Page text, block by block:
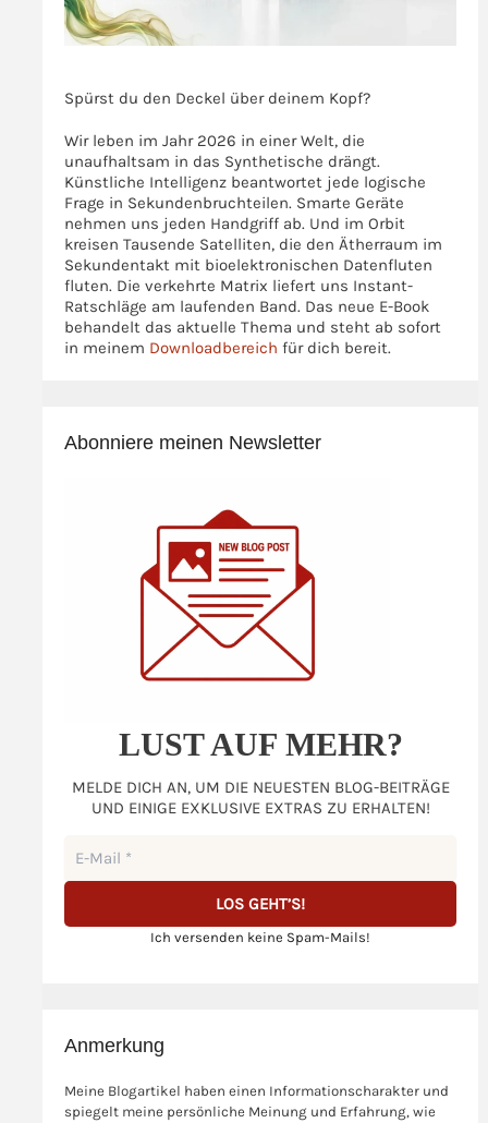
Spürst du den Deckel über deinem Kopf?
Wir leben im Jahr 2026 in einer Welt, die
unaufhaltsam in das Synthetische drängt.
Künstliche Intelligenz beantwortet jede logische
Frage in Sekundenbruchteilen. Smarte Geräte
nehmen uns jeden Handgriff ab. Und im Orbit
kreisen Tausende Satelliten, die den Ätherraum im
Sekundentakt mit bioelektronischen Datenfluten
fluten. Die verkehrte Matrix liefert uns Instant-
Ratschläge am laufenden Band. Das neue E-Book
behandelt das aktuelle Thema und steht ab sofort
in meinem Downloadbereich für dich bereit.
Abonniere meinen Newsletter
LUST AUF MEHR?
MELDE DICH AN, UM DIE NEUESTEN BLOG-BEITRÄGE
UND EINIGE EXKLUSIVE EXTRAS ZU ERHALTEN!
Ich versenden keine Spam-Mails!
Anmerkung
Meine Blogartikel haben einen Informationscharakter und
spiegelt meine persönliche Meinung und Erfahrung, wie